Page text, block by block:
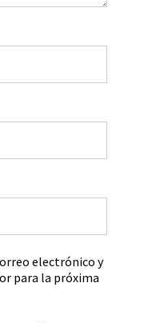
electrónico y
para la próxima